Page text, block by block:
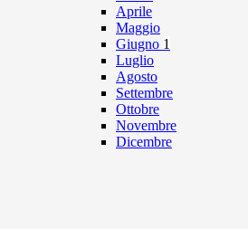
Aprile
Maggio
Giugno 1
Luglio
Agosto
Settembre
Ottobre
Novembre
Dicembre